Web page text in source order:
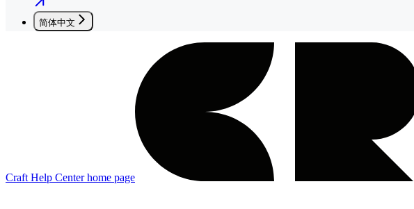
简体中文
Craft Help Centerhome page